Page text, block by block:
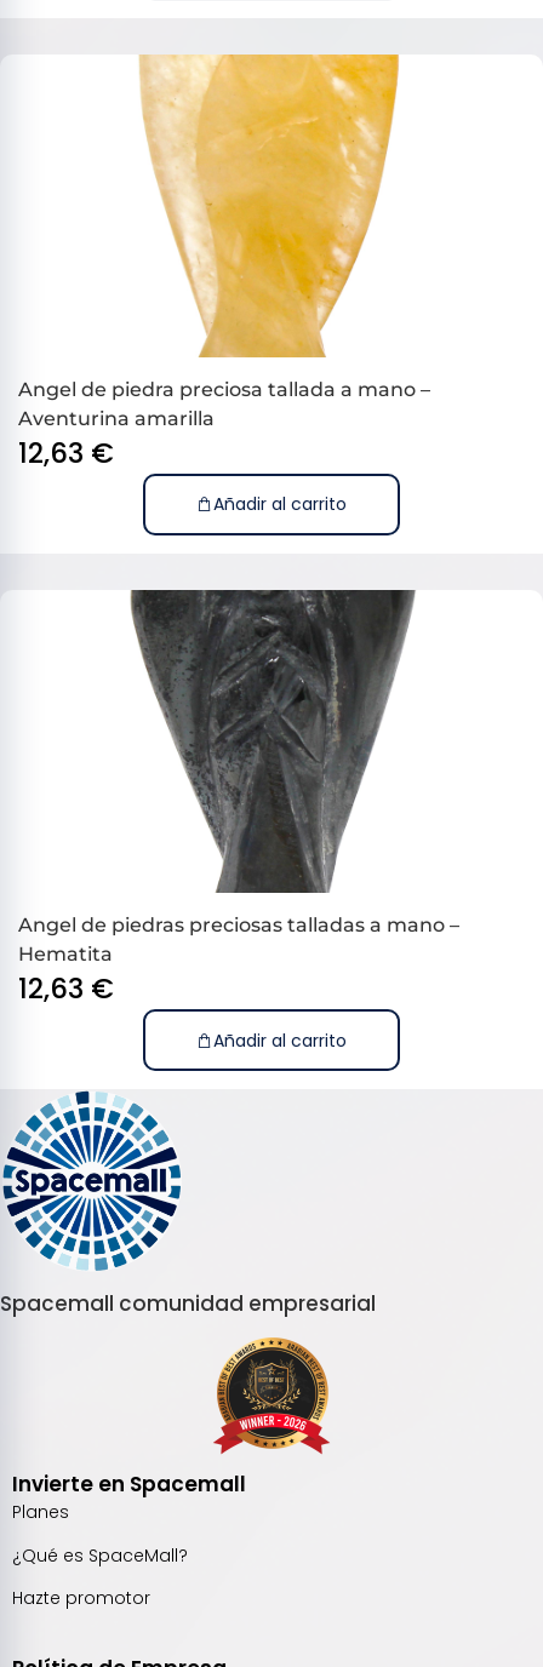
Angel de piedra preciosa tallada a mano –
Aventurina amarilla
12,63 €
Añadir al carrito
Angel de piedras preciosas talladas a mano –
Hematita
12,63 €
Añadir al carrito
Spacemall comunidad empresarial
Invierte en Spacemall
Planes
¿Qué es SpaceMall?
Hazte promotor